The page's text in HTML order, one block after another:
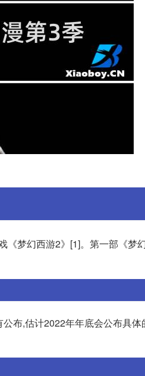
《梦幻西游2》[1]。第一部《梦
布,估计2022年年底会公布具